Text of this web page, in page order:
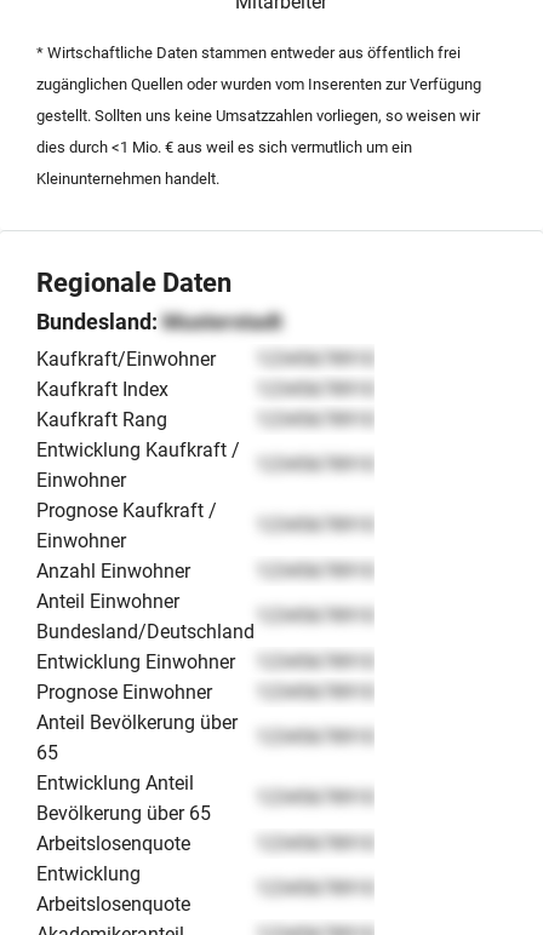
Brennstoffe einsteigen möchten und eine sofort
einsatzbereite Infrastruktur suchen. Die Übernahme
bietet eine solide Basis für den weiteren Ausbau der
regionalen Pelletproduktion.
* Wirtschaftliche Daten stammen entweder aus öffentlich frei
zugänglichen Quellen oder wurden vom Inserenten zur Verfügung
gestellt. Sollten uns keine Umsatzzahlen vorliegen, so weisen wir
dies durch <1 Mio. € aus weil es sich vermutlich um ein
Kleinunternehmen handelt.
Regionale Daten
Bundesland:Musterstadt
Kaufkraft/Einwohner
12345678910
Kaufkraft Index
12345678910
Kaufkraft Rang
12345678910
Entwicklung Kaufkraft /
Einwohner
12345678910
Prognose Kaufkraft /
Einwohner
12345678910
Anzahl Einwohner
12345678910
Anteil Einwohner
Bundesland/Deutschland
12345678910
Entwicklung Einwohner
12345678910
Prognose Einwohner
12345678910
Anteil Bevölkerung über
65
12345678910
Entwicklung Anteil
Bevölkerung über 65
12345678910
Arbeitslosenquote
12345678910
Entwicklung
Arbeitslosenquote
12345678910